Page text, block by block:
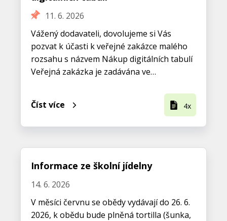
11. 6. 2026
Vážený dodavateli, dovolujeme si Vás
pozvat k účasti k veřejné zakázce malého
rozsahu s názvem Nákup digitálních tabulí
Veřejná zakázka je zadávána ve…
Číst více 4x
Informace ze školní jídelny
14. 6. 2026
V měsíci červnu se obědy vydávají do 26. 6.
2026, k obědu bude plněná tortilla (šunka,